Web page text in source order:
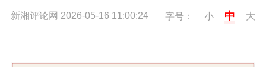
新湘评论网 2026-05-16 11:00:24 字号： 小 中 大